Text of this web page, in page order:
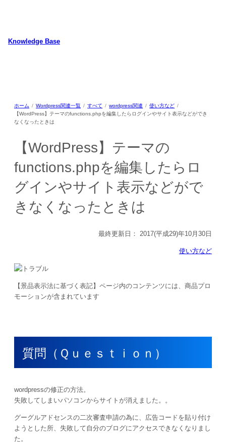
スKnowledge Base
ホーム Wordpress関連一覧 すべて wordpress関連
使い方など
【WordPress】テーマのfunctions.phpを編集したらログインやサイト表示などができ
なくなったときは
【WordPress】テーマの
functions.phpを編集したらロ
グインやサイト表示などがで
きなくなったときは
最終更新日： 2017(平成29)年10月30日
使い方など
【景品表示法に基づく表記】ページ内のコンテンツには、商品プロ
モーションが含まれています
質問（Ｑｕｅｓｔｉｏｎ）
wordpressの修正の方法。
失敗してしまいパソコンからサイトが消えました。。
グーグルアドセンスの二次審査申請の為に、広告コードを貼り付け
ようとした所、失敗して自分のブログにアクセスできなくなりまし
た。